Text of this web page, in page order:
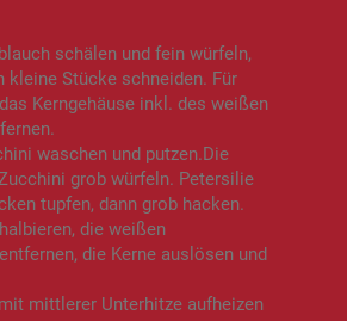
schälen und fein würfeln,
kleine Stücke schneiden. Für
Kerngehäuse inkl. des weißen
waschen und putzen.Die
grob würfeln. Petersilie
tupfen, dann grob hacken.
die weißen
die Kerne auslösen und
mittlerer Unterhitze aufheizen